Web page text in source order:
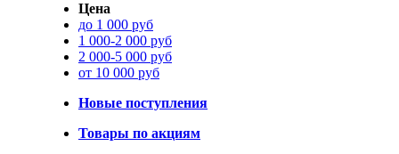
Цена
до 1 000 руб
1 000-2 000 руб
2 000-5 000 руб
от 10 000 руб
Новые поступления
Товары по акциям